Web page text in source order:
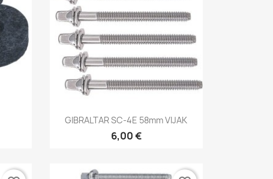
Brzi pregled
GIBRALTAR SC-4E 58mm VIJAK
6,00 €